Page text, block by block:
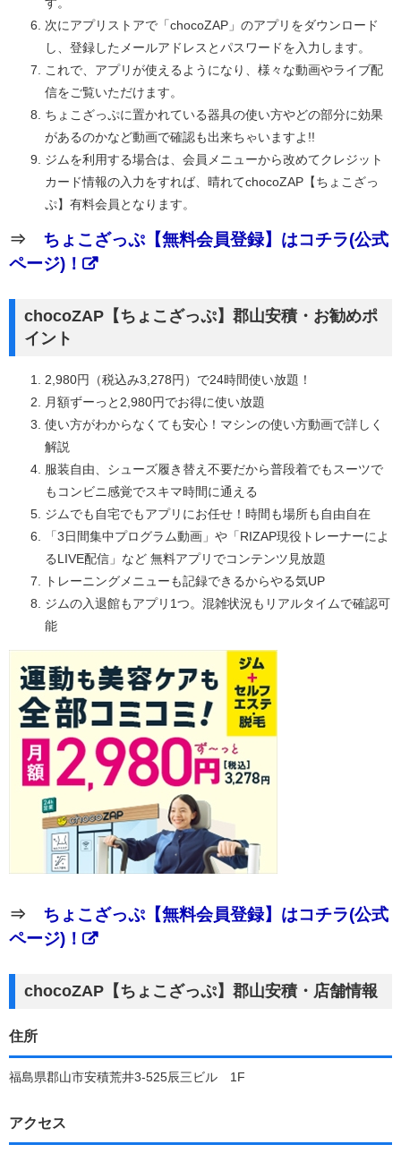
次にアプリストアで「chocoZAP」のアプリをダウンロード
し、登録したメールアドレスとパスワードを入力します。
これで、アプリが使えるようになり、様々な動画やライブ配
信をご覧いただけます。
ちょこざっぷに置かれている器具の使い方やどの部分に効果
があるのかなど動画で確認も出来ちゃいますよ!!
ジムを利用する場合は、会員メニューから改めてクレジット
カード情報の入力をすれば、晴れてchocoZAP【ちょこざっ
ぷ】有料会員となります。
⇒ ちょこざっぷ【無料会員登録】はコチラ(公式
ページ)！
chocoZAP【ちょこざっぷ】郡山安積・お勧めポ
イント
2,980円（税込み3,278円）で24時間使い放題！
月額ずーっと2,980円でお得に使い放題
使い方がわからなくても安心！マシンの使い方動画で詳しく
解説
服装自由、シューズ履き替え不要だから普段着でもスーツで
もコンビニ感覚でスキマ時間に通える
ジムでも自宅でもアプリにお任せ！時間も場所も自由自在
「3日間集中プログラム動画」や「RIZAP現役トレーナーによ
るLIVE配信」など 無料アプリでコンテンツ見放題
トレーニングメニューも記録できるからやる気UP
ジムの入退館もアプリ1つ。混雑状況もリアルタイムで確認可
能
⇒ ちょこざっぷ【無料会員登録】はコチラ(公式
ページ)！
chocoZAP【ちょこざっぷ】郡山安積・店舗情報
住所
福島県郡山市安積荒井3-525辰三ビル 1F
アクセス